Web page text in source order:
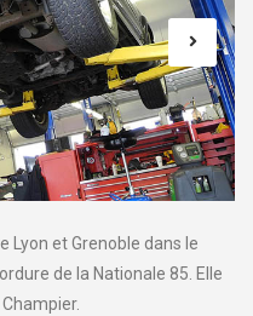
Lyon et Grenoble dans le
de la Nationale 85. Elle